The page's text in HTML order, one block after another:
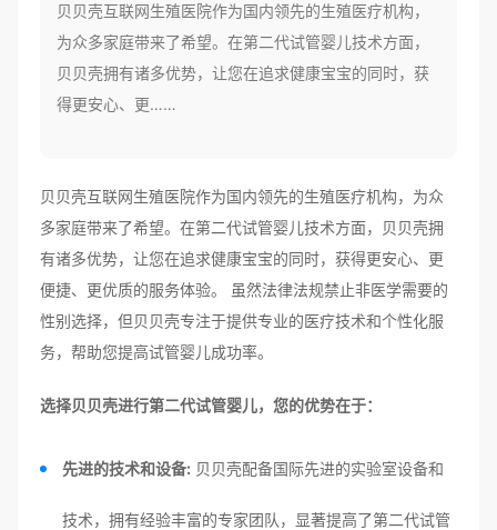
贝贝壳互联网生殖医院作为国内领先的生殖医疗机构，
为众多家庭带来了希望。在第二代试管婴儿技术方面，
贝贝壳拥有诸多优势，让您在追求健康宝宝的同时，获
得更安心、更……
贝贝壳互联网生殖医院作为国内领先的生殖医疗机构，为众
多家庭带来了希望。在第二代试管婴儿技术方面，贝贝壳拥
有诸多优势，让您在追求健康宝宝的同时，获得更安心、更
便捷、更优质的服务体验。 虽然法律法规禁止非医学需要的
性别选择，但贝贝壳专注于提供专业的医疗技术和个性化服
务，帮助您提高试管婴儿成功率。
选择贝贝壳进行第二代试管婴儿，您的优势在于：
先进的技术和设备: 贝贝壳配备国际先进的实验室设备和
技术，拥有经验丰富的专家团队，显著提高了第二代试管